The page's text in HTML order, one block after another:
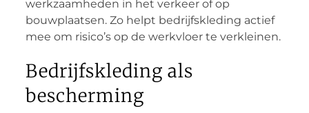
werkzaamheden in het verkeer of op
bouwplaatsen. Zo helpt bedrijfskleding actief
mee om risico’s op de werkvloer te verkleinen.
Bedrijfskleding als
bescherming